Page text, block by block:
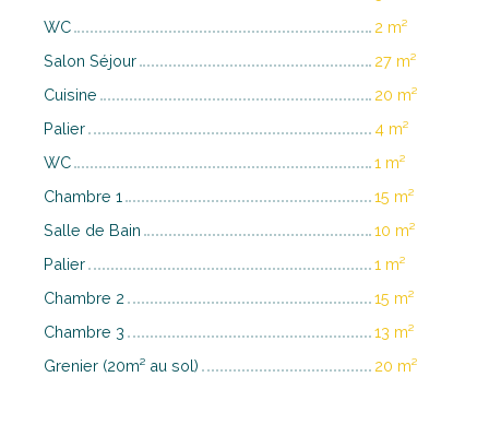
WC
2 m²
Salon Séjour
27 m²
Cuisine
20 m²
Palier
4 m²
WC
1 m²
Chambre 1
15 m²
Salle de Bain
10 m²
Palier
1 m²
Chambre 2
15 m²
Chambre 3
13 m²
Grenier (20m² au sol)
20 m²